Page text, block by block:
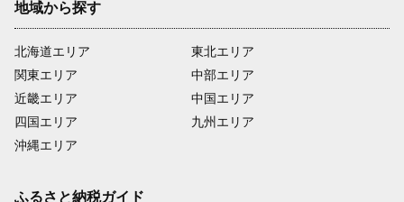
地域から探す
北海道エリア
関東エリア
近畿エリア
四国エリア
沖縄エリア
東北エリア
中部エリア
中国エリア
九州エリア
ふるさと納税ガイド